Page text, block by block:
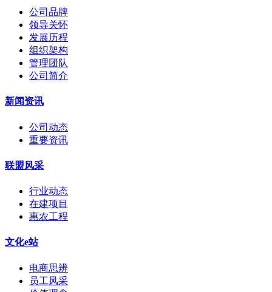
公司品牌
领导关怀
发展历程
组织架构
管理团队
公司简介
新闻资讯
公司动态
重要资讯
联盟风采
行业动态
在建项目
惠农工程
文化e站
电商思辨
员工风采